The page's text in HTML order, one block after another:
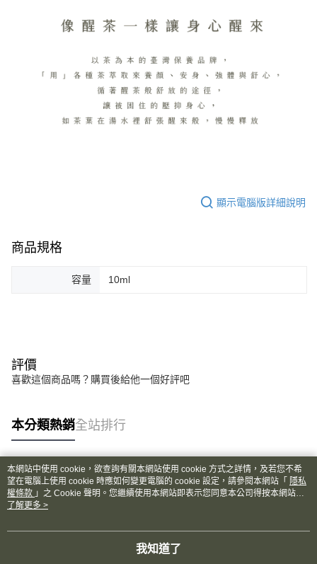
顯示電腦版詳細說明
商品規格
容量 10ml
評價
喜歡這個商品嗎？購買後給他一個好評吧
本分類熱銷全站排行
熱門標籤
本網站中使用 cookie，欲查詢有關本網站使用 cookie 方式之詳情，及若您不希
望在電腦上使用 cookie 時應如何變更電腦的 cookie 設定，請參閱本網站「 隱私
權條款 」之 Cookie 聲明。您繼續使用本網站即表示您同意本公司得按本網站使
用條款之 Cookie 聲明使用 cookie。
了解更多 >
我知道了